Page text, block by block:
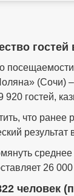
(Сочи)
920 гостей,
что ранее
26
человек